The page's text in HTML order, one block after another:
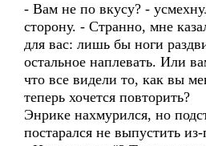
- Вам не по вкусу? -
сторону. - Странно, мне
для вас: лишь бы ноги
остальное наплевать. Или
что все видели то, как вы
теперь хочется повторить?
Энрике нахмурился, но
постарался не выпустить